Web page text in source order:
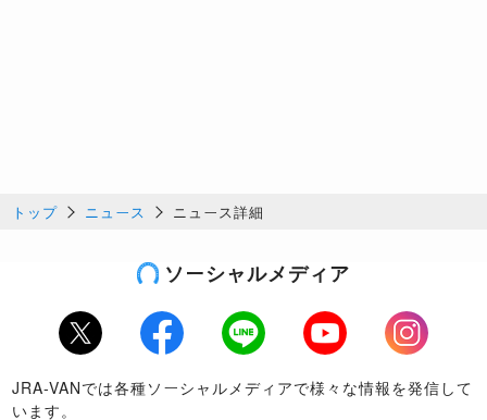
トップ ニュース ニュース詳細
ソーシャルメディア
Twitter Facebook LINE Youtube
Instagram
JRA-VANでは各種ソーシャルメディアで様々な情報を発信して
います。